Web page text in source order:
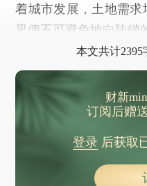
着城市发展，土地需
界便不可避免地向陡峭
本文共计
财新
订阅后赠
登录后获取